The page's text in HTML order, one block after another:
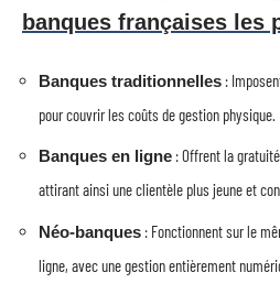
banques françaises les
Banques traditionnelles :
pour couvrir les coûts de gestion physique.
Banques en ligne : Offrent la
attirant ainsi une clientèle plus jeune et
Néo-banques : Fonctionnent sur le
ligne, avec une gestion entièrement